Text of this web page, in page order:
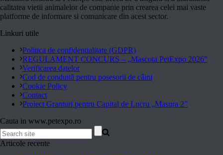
calitatea vietii animalelor de companie prin crearea celei mai vaste
platforme de informare si comunicare din acest sector.
Linkuri utile
Politica de confidentialitate (GDPR)
REGULAMENT CONCURS – „Mascota PetExpo 2026”
Verificarea datelor
Cod de conduită pentru posesorii de câini
Cookie Policy
Contact
Proiect Granturi pentru Capital de Lucru „Masura 2”
Cauta in www.petexpo.ro
Articole recente